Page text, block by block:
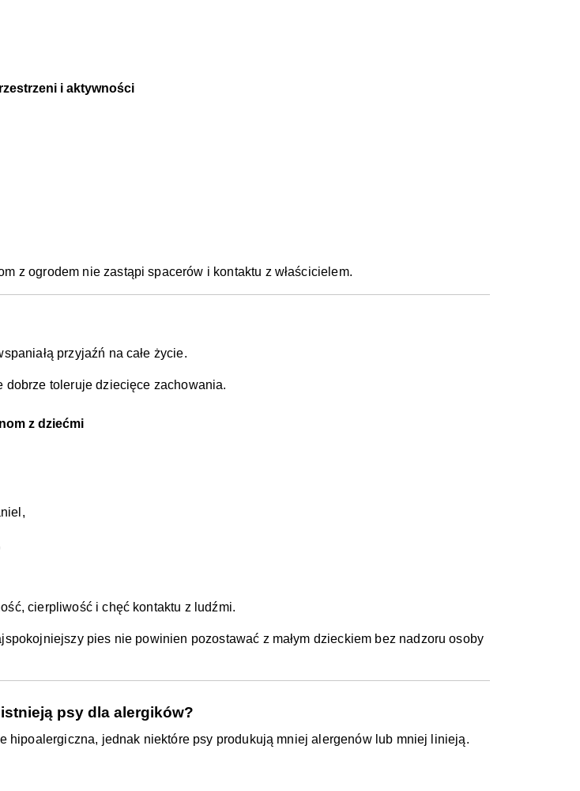
i aktywności
z ogrodem nie zastąpi spacerów i kontaktu z właścicielem.
przyjaźń na całe życie.
dobrze toleruje dziecięce zachowania.
z dziećmi
cierpliwość i chęć kontaktu z ludźmi.
pies nie powinien pozostawać z małym dzieckiem bez nadzoru osoby
psy dla alergików?
hipoalergiczna, jednak niektóre psy produkują mniej alergenów lub mniej linieją.